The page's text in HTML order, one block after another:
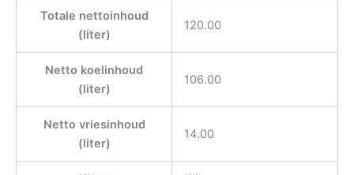
Totale nettoinhoud
(liter)
120.00
Netto koelinhoud
(liter)
106.00
Netto vriesinhoud
(liter)
14.00